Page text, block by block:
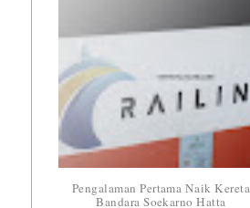
Pengalaman Pertama Naik Kereta
Bandara Soekarno Hatta